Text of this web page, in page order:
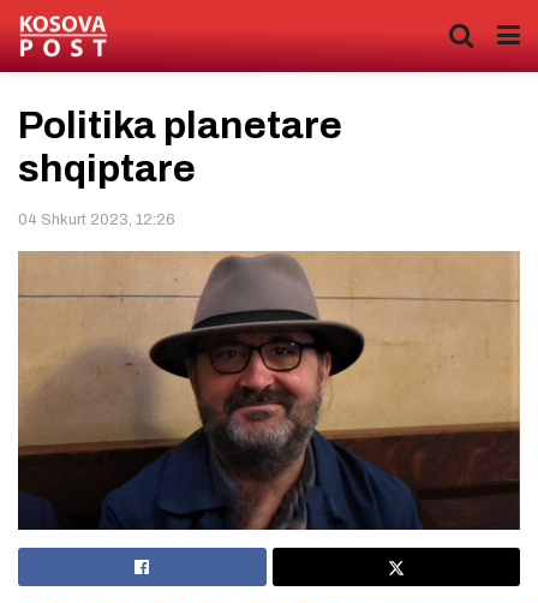
Politika planetare
shqiptare
04 Shkurt 2023, 12:26